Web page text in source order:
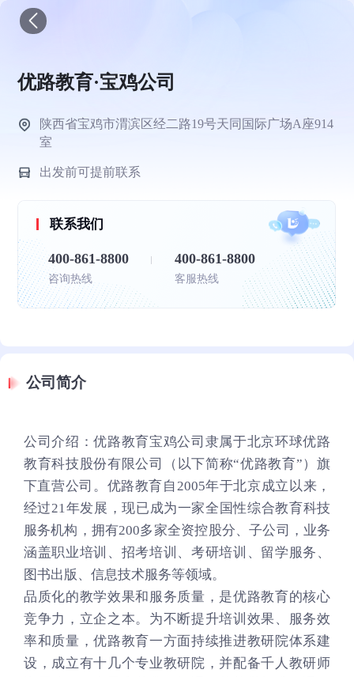
优路教育·宝鸡公司
陕西省宝鸡市渭滨区经二路19号天同国际广场A座914
室
出发前可提前联系
联系我们
400-861-8800
咨询热线
400-861-8800
客服热线
公司简介
公司介绍：优路教育宝鸡公司隶属于北京环球优路
教育科技股份有限公司（以下简称“优路教育”）旗
下直营公司。优路教育自2005年于北京成立以来，
经过21年发展，现已成为一家全国性综合教育科技
服务机构，拥有200多家全资控股分、子公司，业务
涵盖职业培训、招考培训、考研培训、留学服务、
图书出版、信息技术服务等领域。
品质化的教学效果和服务质量，是优路教育的核心
竞争力，立企之本。为不断提升培训效果、服务效
率和质量，优路教育一方面持续推进教研院体系建
设，成立有十几个专业教研院，并配备千人教研师